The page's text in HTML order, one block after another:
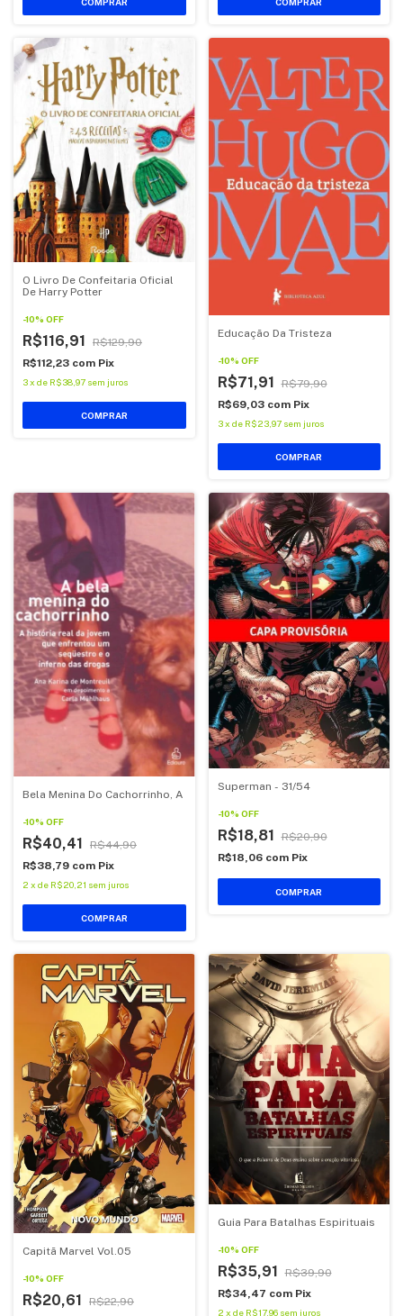
O Livro De Confeitaria Oficial
De Harry Potter
-10% OFF
R$116,91
R$129,90
R$112,23 com Pix
3x de R$38,97 sem juros
COMPRAR
Educação Da Tristeza
-10% OFF
R$71,91
R$79,90
R$69,03 com Pix
3 x de R$23,97 sem juros
COMPRAR
Bela Menina Do Cachorrinho, A
-10% OFF
R$40,41
R$44,90
R$38,79 com Pix
2 x de R$20,21 sem juros
COMPRAR
Superman - 31/54
-10% OFF
R$18,81
R$20,90
R$18,06 com Pix
COMPRAR
Capitã Marvel Vol.05
-10% OFF
R$20,61
R$22,90
Guia Para Batalhas Espirituais
-10% OFF
R$35,91
R$39,90
R$34,47 com Pix
2 x de R$17,96 sem juros